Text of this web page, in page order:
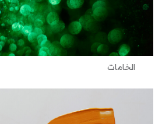
الخامات